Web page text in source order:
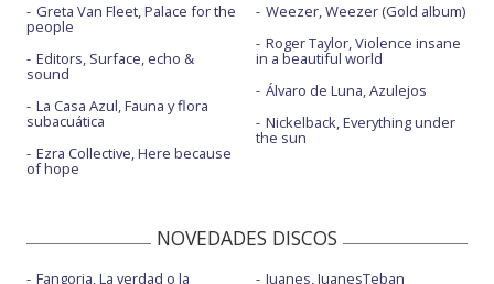
Greta Van Fleet, Palace for the
people
Editors, Surface, echo &
sound
La Casa Azul, Fauna y flora
subacuática
Ezra Collective, Here because
of hope
Weezer, Weezer (Gold album)
Roger Taylor, Violence insane
in a beautiful world
Álvaro de Luna, Azulejos
Nickelback, Everything under
the sun
NOVEDADES DISCOS
Fangoria, La verdad o la
Juanes, JuanesTeban